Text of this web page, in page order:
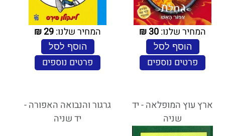
המחיר שלנו:30
₪
הוסף לסל
פרטים נוספים
המחיר שלנו:29
₪
הוסף לסל
פרטים נוספים
ארץ עוץ המופלאה - יד
שניה
גרגור והנבואה האפורה -
יד שניה